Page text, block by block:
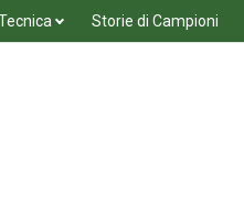
Storie di Campioni